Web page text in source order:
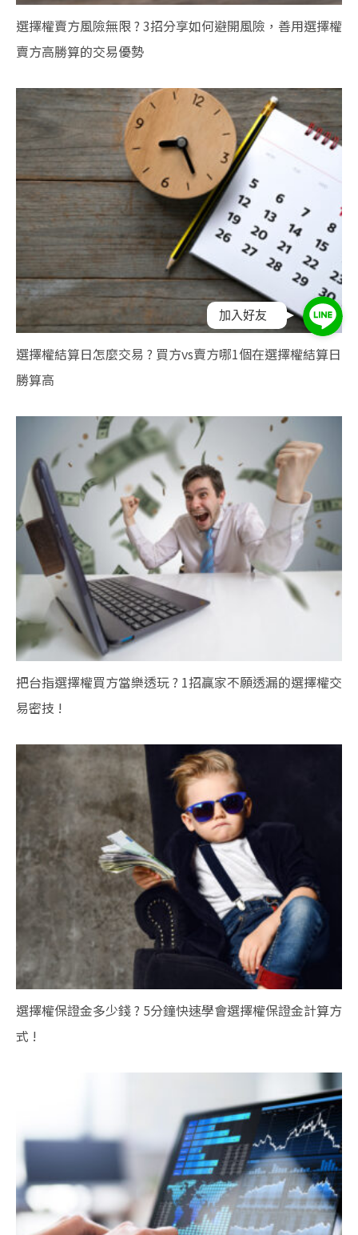
選擇權賣方風險無限 ? 3招分享如何避開風險，善用選擇權
賣方高勝算的交易優勢
選擇權結算日怎麼交易 ? 買方vs賣方哪1個在選擇權結算日
勝算高
把台指選擇權買方當樂透玩 ? 1招贏家不願透漏的選擇權交
易密技 !
選擇權保證金多少錢 ? 5分鐘快速學會選擇權保證金計算方
式 !
加入好友